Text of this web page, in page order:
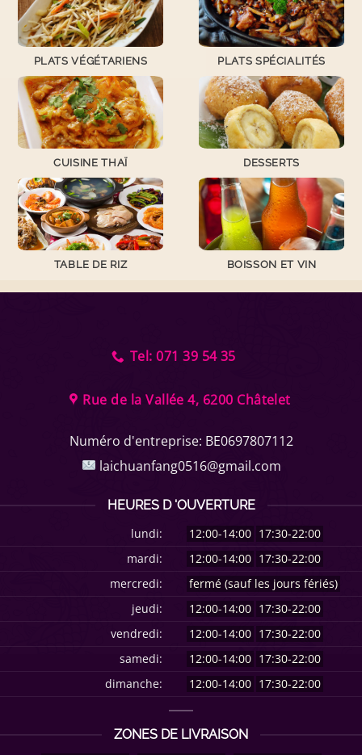
PLATS VÉGÉTARIENS PLATS SPÉCIALITÉS
CUISINE THAÏ DESSERTS
TABLE DE RIZ BOISSON ET VIN
Tel: 071 39 54 35
Rue de la Vallée 4, 6200 Châtelet
Numéro d'entreprise: BE0697807112
laichuanfang0516@gmail.com
HEURES D 'OUVERTURE
lundi:
12:00-14:00 17:30-22:00
mardi:
12:00-14:00 17:30-22:00
mercredi:
fermé (sauf les jours fériés)
jeudi:
12:00-14:00 17:30-22:00
vendredi:
12:00-14:00 17:30-22:00
samedi:
12:00-14:00 17:30-22:00
dimanche:
12:00-14:00 17:30-22:00
ZONES DE LIVRAISON